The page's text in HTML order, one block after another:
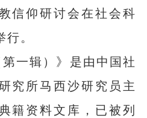
信仰研讨会在社会科
行。
一辑）》是由中国社
究所马西沙研究员主
籍资料文库，已被列